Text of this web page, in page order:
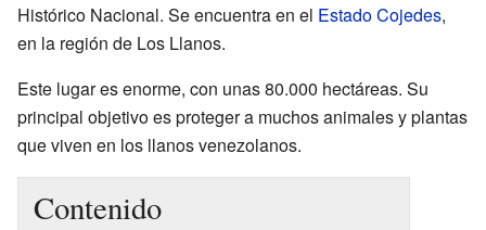
Histórico Nacional. Se encuentra en el Estado Cojedes,
en la región de Los Llanos.
Este lugar es enorme, con unas 80.000 hectáreas. Su
principal objetivo es proteger a muchos animales y plantas
que viven en los llanos venezolanos.
Contenido